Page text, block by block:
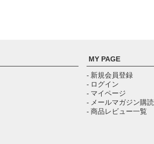
MY PAGE
- 新規会員登録
- ログイン
- マイページ
- メールマガジン購読
- 商品レビュー一覧